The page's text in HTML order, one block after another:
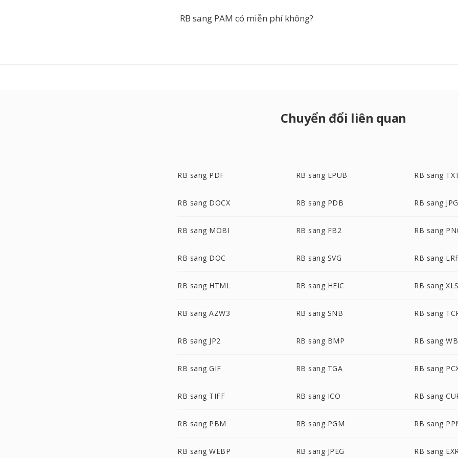
RB sang PAM có miễn phí không?
Chuyển đổi liên quan
RB sang PDF RB sang EPUB RB sang
RB sang DOCX RB sang PDB RB sang JPG
RB sang MOBI RB sang FB2 RB sang
RB sang DOC RB sang SVG RB sang
RB sang HTML RB sang HEIC RB sang
RB sang AZW3 RB sang SNB RB sang
RB sang JP2 RB sang BMP RB sang
RB sang GIF RB sang TGA RB sang
RB sang TIFF RB sang ICO RB sang
RB sang PBM RB sang PGM RB sang
RB sang WEBP RB sang JPEG RB sang